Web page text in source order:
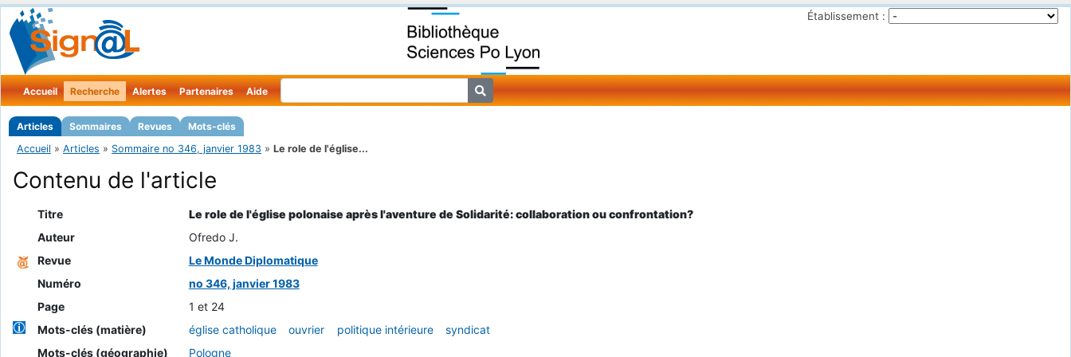
Établissement :
Accueil Recherche
Articles Sommaires Revues Mots-clés
Alertes Partenaires Aide
Accueil » Articles » Sommaire no 346, janvier 1983 » Le role de l'église...
Contenu de l'article
Titre
Le role de l'église polonaise après l'aventure de Solidarité: collaboration ou confrontation?
Auteur
Ofredo J.
Revue
Le Monde Diplomatique
Numéro
no 346, janvier 1983
Page
1 et 24
Mots-clés (matière)
église catholique ouvrier politique intérieure
syndicat
Mots-clés (géographie)
Pologne